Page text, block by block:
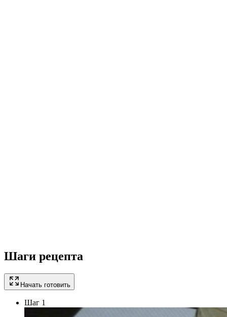
Шаги рецепта
Начать готовить
Шаг 1